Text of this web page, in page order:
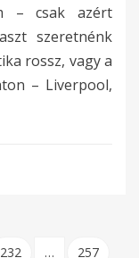
– csak azért
szeretnénk
rossz, vagy a
– Liverpool,
PAGE
232 … PAGE
257